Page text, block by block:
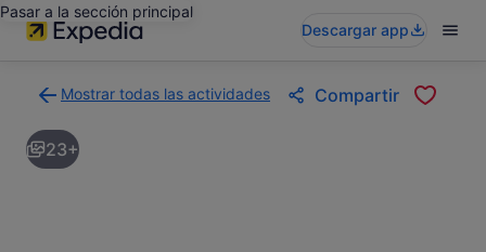
Pasar a la sección principal
Descargar app
Mostrar todas las actividades
a
la
página
Compartir
23+